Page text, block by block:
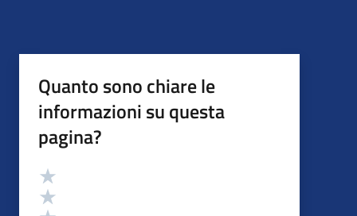
Quanto sono chiare le
informazioni su questa
pagina?
Valutazione